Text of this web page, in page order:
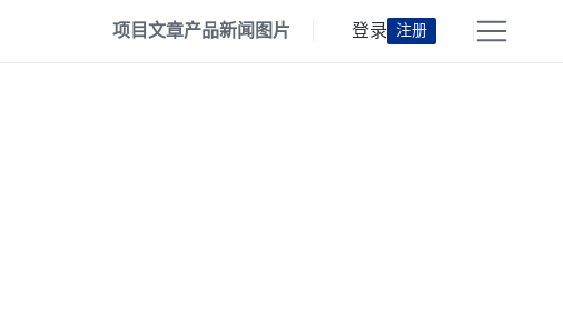
项目文章产品新闻 图片 登录 注册